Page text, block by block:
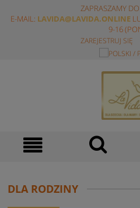
ZAPRASZAMY
E-MAIL: LAVIDA@LAVIDA.ONLINE
9-16
ZAREJESTRUJ SIĘ
DLA RODZINY